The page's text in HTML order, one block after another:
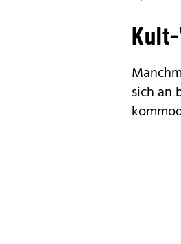
sich an